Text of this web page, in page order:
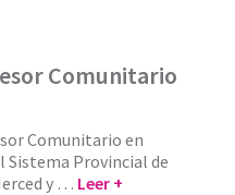
Comunitario
Comunitario en
Sistema Provincial de
y … Leer +